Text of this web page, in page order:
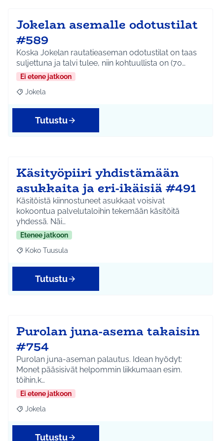
Jokelan asemalle odotustilat
#589
Koska Jokelan rautatieaseman odotustilat on taas
suljettuna ja talvi tulee, niin kohtuullista on (70…
Ei etene jatkoon
Rajaa tulokset aihepiirin mukaan: Jokela
Jokela
Tutustu
Käsityöpiiri yhdistämään
asukkaita ja eri-ikäisiä #491
Käsitöistä kiinnostuneet asukkaat voisivat
kokoontua palvelutaloihin tekemään käsitöitä
yhdessä. Näi…
Etenee jatkoon
Rajaa tulokset aihepiirin mukaan: Koko Tuusula
Koko Tuusula
Tutustu
Purolan juna-asema takaisin
#754
Purolan juna-aseman palautus. Idean hyödyt:
Monet pääsisivät helpommin liikkumaan esim.
töihin,k…
Ei etene jatkoon
Rajaa tulokset aihepiirin mukaan: Jokela
Jokela
Tutustu